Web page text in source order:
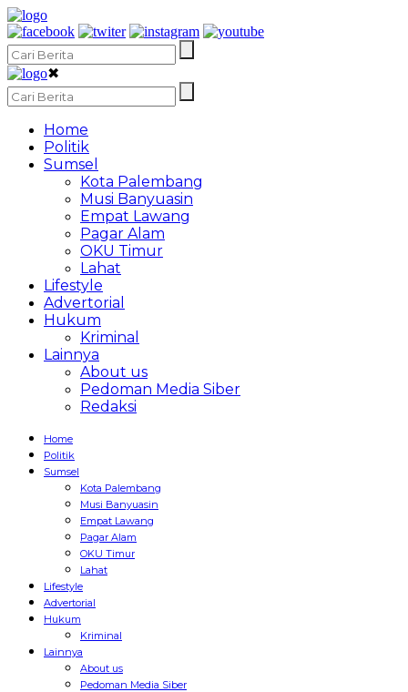
✖
Home
Politik
Sumsel
Kota Palembang
Musi Banyuasin
Empat Lawang
Pagar Alam
OKU Timur
Lahat
Lifestyle
Advertorial
Hukum
Kriminal
Lainnya
About us
Pedoman Media Siber
Redaksi
Home
Politik
Sumsel
Kota Palembang
Musi Banyuasin
Empat Lawang
Pagar Alam
OKU Timur
Lahat
Lifestyle
Advertorial
Hukum
Kriminal
Lainnya
About us
Pedoman Media Siber